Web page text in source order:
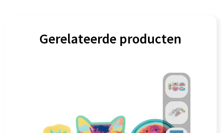
Gerelateerde producten